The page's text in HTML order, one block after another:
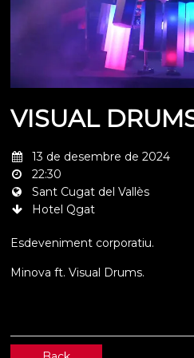
VISUAL
13 de desembre de 2024
22:30
Sant Cugat del Vallès
Hotel Qgat
Esdeveniment corporatiu.
Minova ft. Visual Drums.